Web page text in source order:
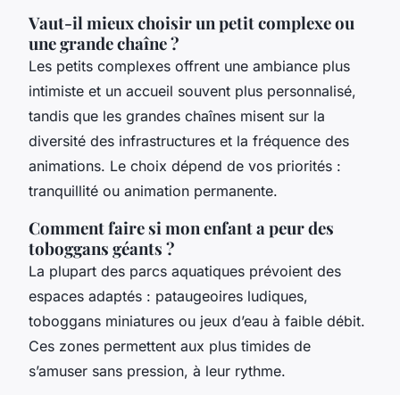
Vaut-il mieux choisir un petit complexe ou
une grande chaîne ?
Les petits complexes offrent une ambiance plus
intimiste et un accueil souvent plus personnalisé,
tandis que les grandes chaînes misent sur la
diversité des infrastructures et la fréquence des
animations. Le choix dépend de vos priorités :
tranquillité ou animation permanente.
Comment faire si mon enfant a peur des
toboggans géants ?
La plupart des parcs aquatiques prévoient des
espaces adaptés : pataugeoires ludiques,
toboggans miniatures ou jeux d’eau à faible débit.
Ces zones permettent aux plus timides de
s’amuser sans pression, à leur rythme.